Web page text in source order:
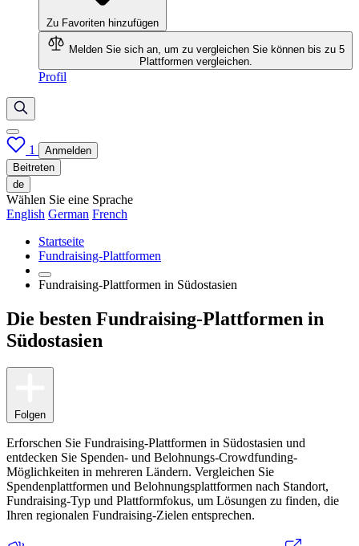
Zu Favoriten hinzufügen
Melden Sie sich an, um zu vergleichen Sie können bis zu 5
Plattformen vergleichen.
Profil
1
Anmelden
Beitreten
de
Wählen Sie eine Sprache
English German French
Startseite
Fundraising-Plattformen
Fundraising-Plattformen in Südostasien
Die besten Fundraising-Plattformen in
Südostasien
Folgen
Erforschen Sie Fundraising-Plattformen in Südostasien und
entdecken Sie Spenden- und Belohnungs-Crowdfunding-
Möglichkeiten in mehreren Ländern. Vergleichen Sie
Spendenplattformen und Belohnungsplattformen nach Standort,
Fundraising-Typ und Plattformfokus, um Lösungen zu finden, die
Ihren regionalen Fundraising-Zielen entsprechen.